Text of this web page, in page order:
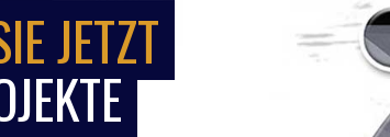
JETZT